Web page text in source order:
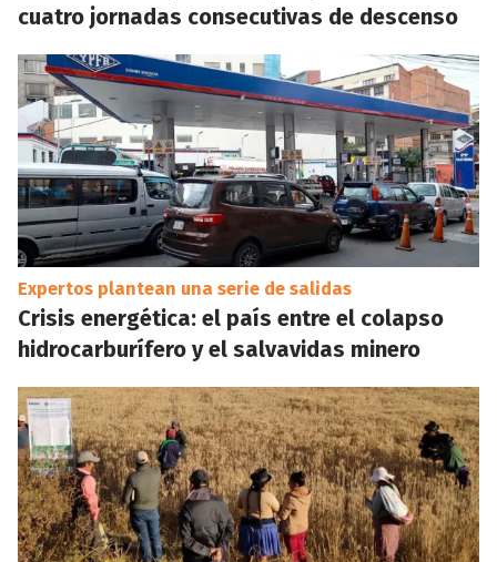
cuatro jornadas consecutivas de descenso
Expertos plantean una serie de salidas
Crisis energética: el país entre el colapso
hidrocarburífero y el salvavidas minero